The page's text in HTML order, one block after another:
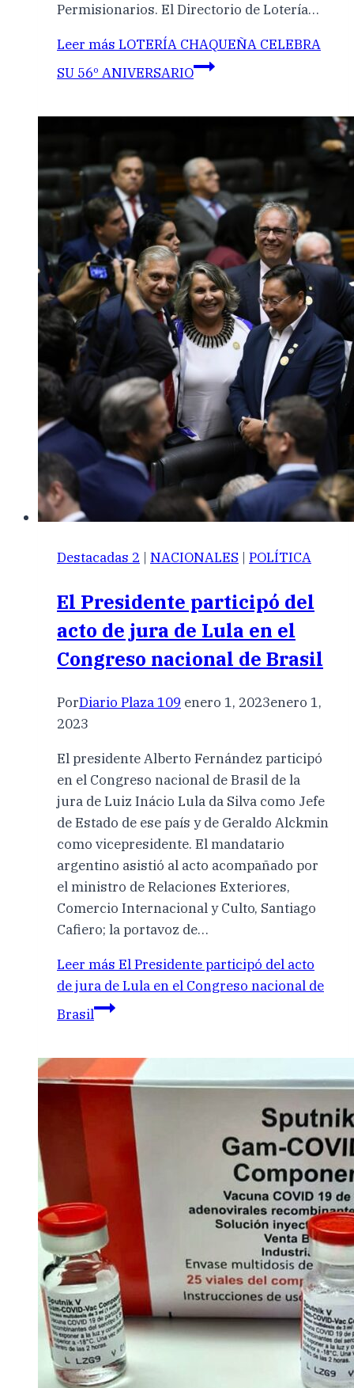
Permisionarios. El Directorio de Lotería…
Leer más LOTERÍA CHAQUEÑA CELEBRA
SU 56º ANIVERSARIO
Destacadas 2 | NACIONALES | POLÍTICA
El Presidente participó del
acto de jura de Lula en el
Congreso nacional de Brasil
PorDiario Plaza 109 enero 1, 2023enero 1,
2023
El presidente Alberto Fernández participó
en el Congreso nacional de Brasil de la
jura de Luiz Inácio Lula da Silva como Jefe
de Estado de ese país y de Geraldo Alckmin
como vicepresidente. El mandatario
argentino asistió al acto acompañado por
el ministro de Relaciones Exteriores,
Comercio Internacional y Culto, Santiago
Cafiero; la portavoz de…
Leer más El Presidente participó del acto
de jura de Lula en el Congreso nacional de
Brasil